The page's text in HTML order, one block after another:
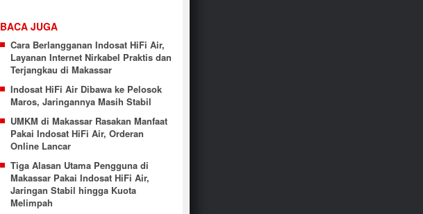
BACA JUGA
Cara Berlangganan Indosat HiFi Air,
Layanan Internet Nirkabel Praktis dan
Terjangkau di Makassar
Indosat HiFi Air Dibawa ke Pelosok
Maros, Jaringannya Masih Stabil
UMKM di Makassar Rasakan Manfaat
Pakai Indosat HiFi Air, Orderan
Online Lancar
Tiga Alasan Utama Pengguna di
Makassar Pakai Indosat HiFi Air,
Jaringan Stabil hingga Kuota
Melimpah